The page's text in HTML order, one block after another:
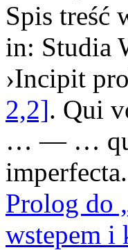
Spis treść
in: Studia
›Incipit
2,2]. Qui
… — …
imperfecta
Prolog do
wstepem